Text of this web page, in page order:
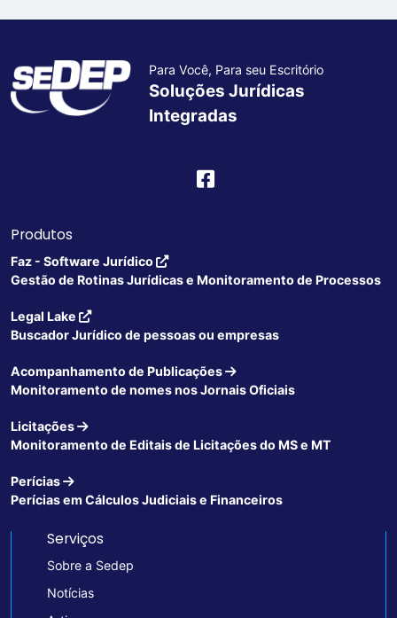
Para Você, Para seu Escritório
Soluções Jurídicas
Integradas
Produtos
Faz - Software Jurídico
Gestão de Rotinas Jurídicas e Monitoramento de Processos
Legal Lake
Buscador Jurídico de pessoas ou empresas
Acompanhamento de Publicações
Monitoramento de nomes nos Jornais Oficiais
Licitações
Monitoramento de Editais de Licitações do MS e MT
Perícias
Perícias em Cálculos Judiciais e Financeiros
Serviços
Sobre a Sedep
Notícias